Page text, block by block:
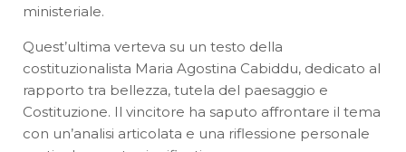
ministeriale.
Quest’ultima verteva su un testo della
costituzionalista Maria Agostina Cabiddu, dedicato al
rapporto tra bellezza, tutela del paesaggio e
Costituzione. Il vincitore ha saputo affrontare il tema
con un’analisi articolata e una riflessione personale